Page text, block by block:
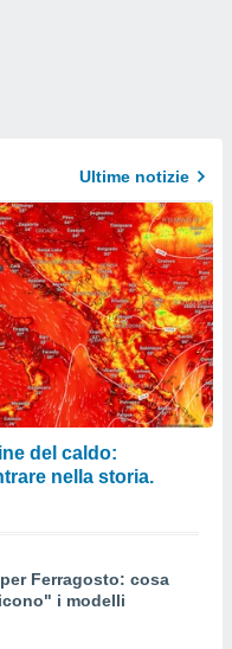
Ultime notizie
del caldo:
nella storia.
Ferragosto: cosa
i modelli